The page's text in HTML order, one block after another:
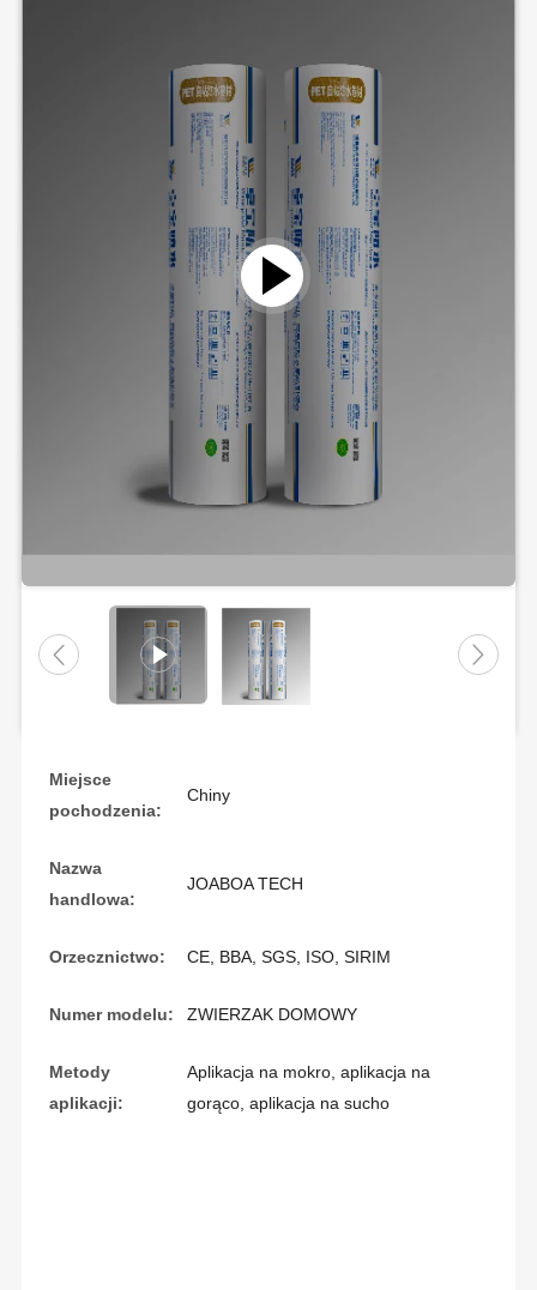
Miejsce
pochodzenia:
Chiny
Nazwa
handlowa:
JOABOA TECH
Orzecznictwo: CE, BBA, SGS, ISO, SIRIM
Numer modelu: ZWIERZAK DOMOWY
Metody
aplikacji:
Aplikacja na mokro, aplikacja na
gorąco, aplikacja na sucho